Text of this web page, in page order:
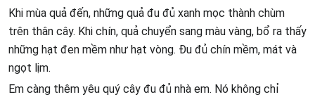
Khi mùa quả đến, những quả đu đủ xanh mọc thành chùm
trên thân cây. Khi chín, quả chuyển sang màu vàng, bổ ra thấy
những hạt đen mềm như hạt vòng. Đu đủ chín mềm, mát và
ngọt lịm.
Em càng thêm yêu quý cây đu đủ nhà em. Nó không chỉ